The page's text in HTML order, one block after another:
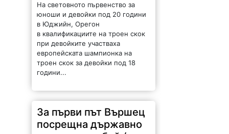
На световното първенство за
юноши и девойки под 20 години
в Юджийн, Орегон
в квалификациите на троен скок
при девойките участваха
европейската шампионка на
троен скок за девойки под 18
години...
За първи път Вършец
посрещна държавно